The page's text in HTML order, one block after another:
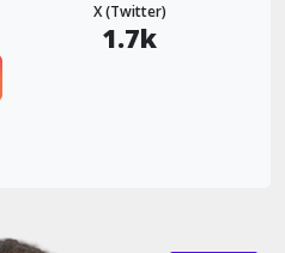
X (Twitter)
1.7k